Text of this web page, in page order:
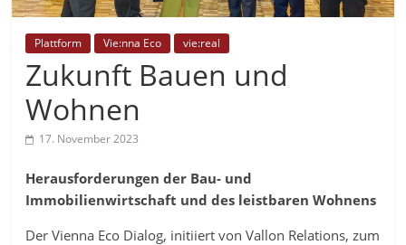
Plattform Vie:nna Eco vie:real
Zukunft Bauen und
Wohnen
17. November 2023
Herausforderungen der Bau- und
Immobilienwirtschaft und des leistbaren Wohnens
Der Vienna Eco Dialog, initiiert von Vallon Relations, zum